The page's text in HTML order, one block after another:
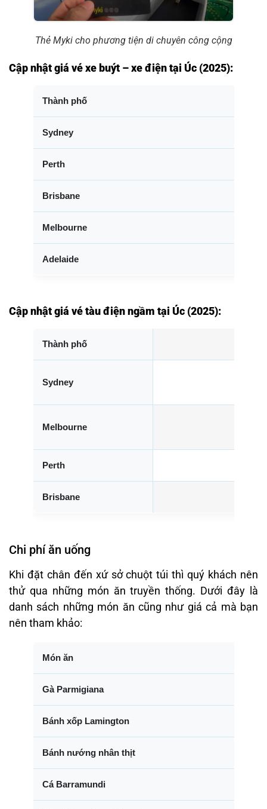
Thẻ Myki cho phương tiện di chuyên công cộng
Cập nhật giá vé xe buýt – xe điện tại Úc (2025):
Thành phố
Sydney
Perth
Brisbane
Melbourne
Adelaide
Cập nhật giá vé tàu điện ngầm tại Úc (2025):
Thành phố
Sydney
Melbourne
Perth
Brisbane
Chi phí ăn uống
Khi đặt chân đến xứ sở chuột túi thì quý khách nên
thử qua những món ăn truyền thống. Dưới đây là
danh sách những món ăn cũng như giá cả mà bạn
nên tham khảo:
Món ăn
Gà Parmigiana
Bánh xốp Lamington
Bánh nướng nhân thịt
Cá Barramundi